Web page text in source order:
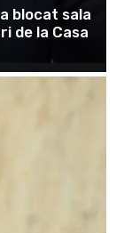
blocat sala
de la Casa